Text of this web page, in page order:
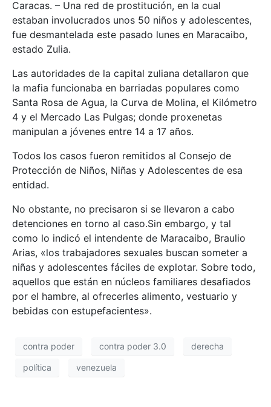
Caracas. – Una red de prostitución, en la cual
estaban involucrados unos 50 niños y adolescentes,
fue desmantelada este pasado lunes en Maracaibo,
estado Zulia.
Las autoridades de la capital zuliana detallaron que
la mafia funcionaba en barriadas populares como
Santa Rosa de Agua, la Curva de Molina, el Kilómetro
4 y el Mercado Las Pulgas; donde proxenetas
manipulan a jóvenes entre 14 a 17 años.
Todos los casos fueron remitidos al Consejo de
Protección de Niños, Niñas y Adolescentes de esa
entidad.
No obstante, no precisaron si se llevaron a cabo
detenciones en torno al caso.Sin embargo, y tal
como lo indicó el intendente de Maracaibo, Braulio
Arias, «los trabajadores sexuales buscan someter a
niñas y adolescentes fáciles de explotar. Sobre todo,
aquellos que están en núcleos familiares desafiados
por el hambre, al ofrecerles alimento, vestuario y
bebidas con estupefacientes».
contra poder contra poder 3.0 derecha
política venezuela